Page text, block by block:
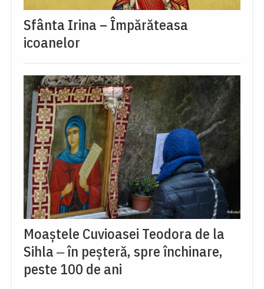
Sfânta Irina – Împărăteasa
icoanelor
Moaștele Cuvioasei Teodora de la
Sihla ‒ în peșteră, spre închinare,
peste 100 de ani